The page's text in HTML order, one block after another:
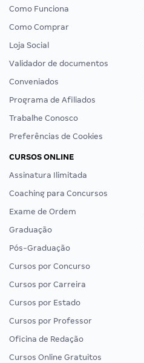
Como Funciona
Como Comprar
Loja Social
Validador de documentos
Conveniados
Programa de Afiliados
Trabalhe Conosco
Preferências de Cookies
CURSOS ONLINE
Assinatura Ilimitada
Coaching para Concursos
Exame de Ordem
Graduação
Pós-Graduação
Cursos por Concurso
Cursos por Carreira
Cursos por Estado
Cursos por Professor
Oficina de Redação
Cursos Online Gratuitos